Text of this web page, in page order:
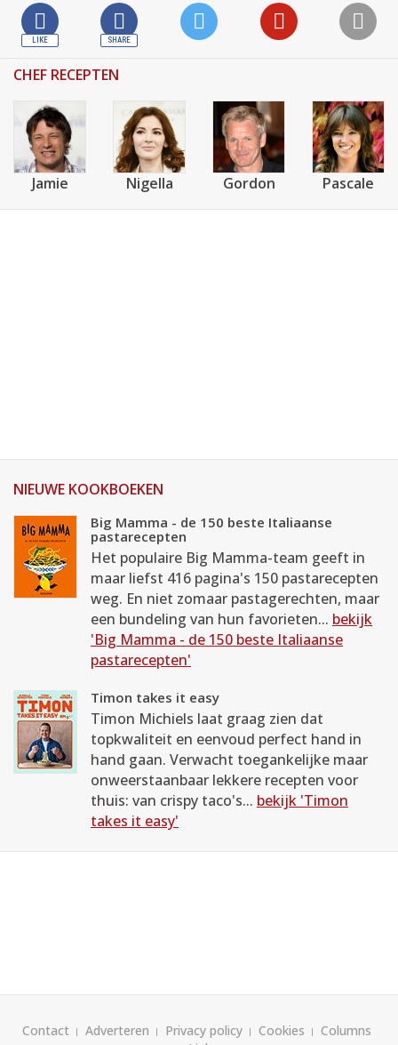
CHEF RECEPTEN
Jamie Nigella Gordon Pascale
NIEUWE KOOKBOEKEN
Big Mamma - de 150 beste Italiaanse
pastarecepten
Het populaire Big Mamma-team geeft in
maar liefst 416 pagina's 150 pastarecepten
weg. En niet zomaar pastagerechten, maar
een bundeling van hun favorieten... bekijk
'Big Mamma - de 150 beste Italiaanse
pastarecepten'
Timon takes it easy
Timon Michiels laat graag zien dat
topkwaliteit en eenvoud perfect hand in
hand gaan. Verwacht toegankelijke maar
onweerstaanbaar lekkere recepten voor
thuis: van crispy taco's... bekijk 'Timon
takes it easy'
Contact Adverteren Privacy policy Cookies
Columns